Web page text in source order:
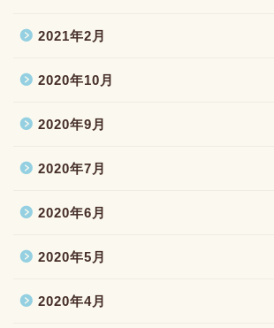
2021年2月
2020年10月
2020年9月
2020年7月
2020年6月
2020年5月
2020年4月